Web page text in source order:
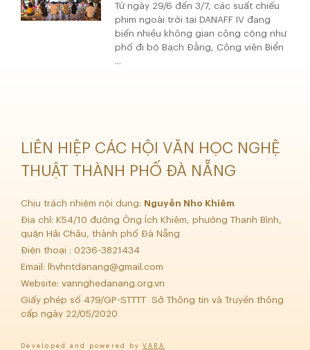
Từ ngày 29/6 đến 3/7, các suất chiếu
phim ngoài trời tại DANAFF IV đang
biến nhiều không gian công cộng như
phố đi bộ Bạch Đằng, Công viên Biển
...
LIÊN HIỆP CÁC HỘI VĂN HỌC NGHỆ
THUẬT THÀNH PHỐ ĐÀ NẴNG
Chịu trách nhiệm nội dung: Nguyễn Nho Khiêm
Địa chỉ: K54/10 đường Ông Ích Khiêm, phường Thanh Bình,
quận Hải Châu, thành phố Đà Nẵng
Điện thoại : 0236-3821434
Email:
lhvhntdanang@gmail.com
Website: vannghedanang.org.vn
Giấy phép số 479/GP-STTTT Sở Thông tin và Truyền thông
cấp ngày 22/05/2020
Developed and powered byVARA